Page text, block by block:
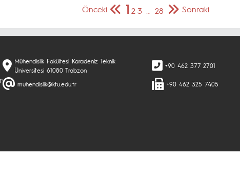
Önceki 1 23 28 Sonraki
Mühendislik Fakültesi Karadeniz Teknik
Üniversitesi 61080 Trabzon
muhendislik@ktu.edu.tr
+90 462 377 2701
+90 462 325 7405